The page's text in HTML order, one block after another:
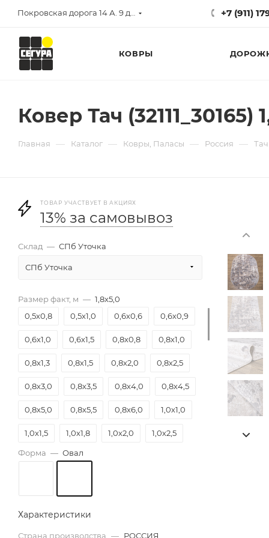
+7 (911)
КОВРЫ
Ковер Тач (32111_30165)
Главная — Каталог — Ковры, Паласы — Россия — Тач
ТОВАР УЧАСТВУЕТ В АКЦИЯХ
13% за самовывоз
Склад — СПб Уточка
СПб Уточка
Размер факт, м — 1,8х5,0
0,5х0,8
0,5х1,0 0,6х0,6 0,6х0,9
0,6х1,0 0,6х1,5 0,8х0,8 0,8х1,0
0,8х1,3 0,8х1,5 0,8х2,0 0,8х2,5
0,8х3,0 0,8х3,5 0,8х4,0 0,8х4,5
0,8х5,0 0,8х5,5 0,8х6,0 1,0х1,0
1,0х1,5 1,0х1,8 1,0х2,0 1,0х2,5
1,0х3,0 1,0х3,5
Форма — Овал
Характеристики
Страна производства — РОССИЯ